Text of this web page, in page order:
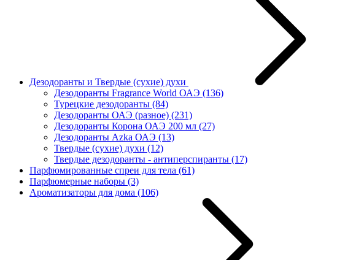
Дезодоранты и Твердые (сухие) духи
Дезодоранты Fragrance World ОАЭ (136)
Турецкие дезодоранты (84)
Дезодоранты ОАЭ (разное) (231)
Дезодоранты Корона ОАЭ 200 мл (27)
Дезодоранты Azka ОАЭ (13)
Твердые (сухие) духи (12)
Твердые дезодоранты - антиперспиранты (17)
Парфюмированные спреи для тела (61)
Парфюмерные наборы (3)
Ароматизаторы для дома (106)